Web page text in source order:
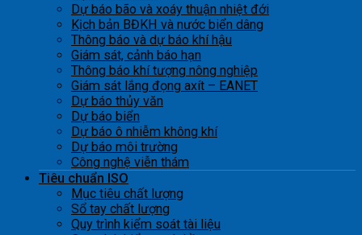
Dự báo bão và xoáy thuận nhiệt đới
Kịch bản BĐKH và nước biển dâng
Thông báo và dự báo khí hậu
Giám sát, cảnh báo hạn
Thông báo khí tượng nông nghiệp
Giám sát lắng đọng axít – EANET
Dự báo thủy văn
Dự báo biển
Dự báo ô nhiễm không khí
Dự báo môi trường
Công nghệ viễn thám
Tiêu chuẩn ISO
Mục tiêu chất lượng
Sổ tay chất lượng
Quy trình kiểm soát tài liệu